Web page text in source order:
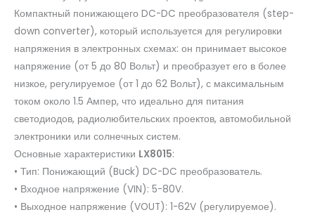
Компактный понижающего DC-DC преобразователя (step-
down converter), который используется для регулировки
напряжения в электронных схемах: он принимает высокое
напряжение (от 5 до 80 Вольт) и преобразует его в более
низкое, регулируемое (от 1 до 62 Вольт), с максимальным
током около 1.5 Ампер, что идеально для питания
светодиодов, радиолюбительских проектов, автомобильной
электроники или солнечных систем.
Основные характеристики LX8015:
• Тип: Понижающий (Buck) DC-DC преобразователь.
• Входное напряжение (VIN): 5-80V.
• Выходное напряжение (VOUT): 1-62V (регулируемое).